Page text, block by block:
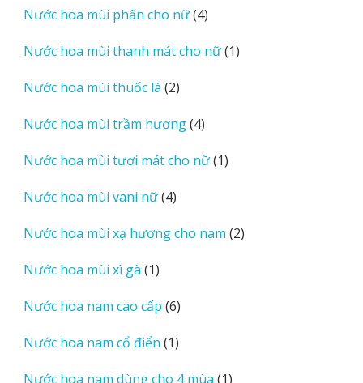
Nước hoa mùi phấn cho nữ 44
phẩm
Nước hoa mùi thanh mát cho nữ 11
Nước hoa mùi thuốc lá 22
phẩm
Nước hoa mùi trầm hương 44
phẩm
Nước hoa mùi tươi mát cho nữ 11
Nước hoa mùi vani nữ 44
phẩm
Nước hoa mùi xạ hương cho nam 22
Nước hoa mùi xì gà 11
phẩm
Nước hoa nam cao cấp 66
phẩm
Nước hoa nam cổ điển 11
Nước hoa nam dùng cho 4 mùa 11